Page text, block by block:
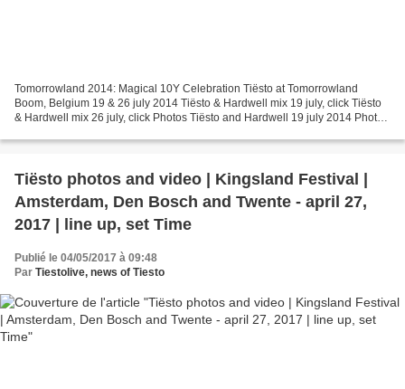
Tomorrowland 2014: Magical 10Y Celebration Tiësto at Tomorrowland
Boom, Belgium 19 & 26 july 2014 Tiësto & Hardwell mix 19 july, click Tiësto
& Hardwell mix 26 july, click Photos Tiësto and Hardwell 19 july 2014 Photos
Tiësto photos and video | Kingsland Festival |
Amsterdam, Den Bosch and Twente - april 27,
2017 | line up, set Time
Publié le 04/05/2017 à 09:48
Par Tiestolive, news of Tiesto